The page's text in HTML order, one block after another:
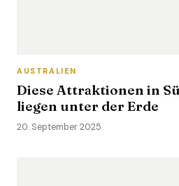
AUSTRALIEN
Diese Attraktionen in
liegen unter der Erde
20. September 2025